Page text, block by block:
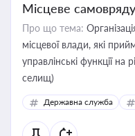
Місцеве
Про що тема:
місцевої влади, які
управлінські функції на
селищ)
Державна служба